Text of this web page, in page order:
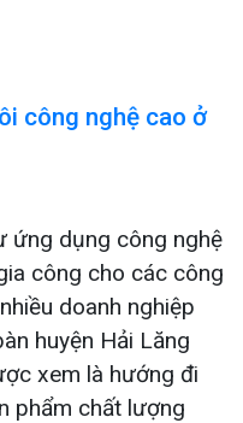
công nghệ cao ở
ứng dụng công nghệ
công cho các công
doanh nghiệp
huyện Hải Lăng
xem là hướng đi
phẩm chất lượng